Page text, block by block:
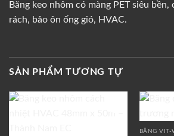
Băng keo nhôm có màng PET siêu
rách, bảo ôn ống gió, HVAC.
SẢN PHẨM TƯƠNG TỰ